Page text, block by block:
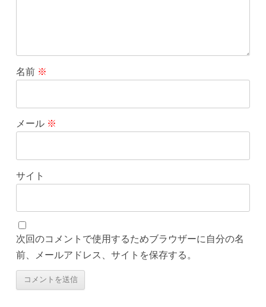
名前 ※
メール ※
サイト
次回のコメントで使用するためブラウザーに自分の名
前、メールアドレス、サイトを保存する。